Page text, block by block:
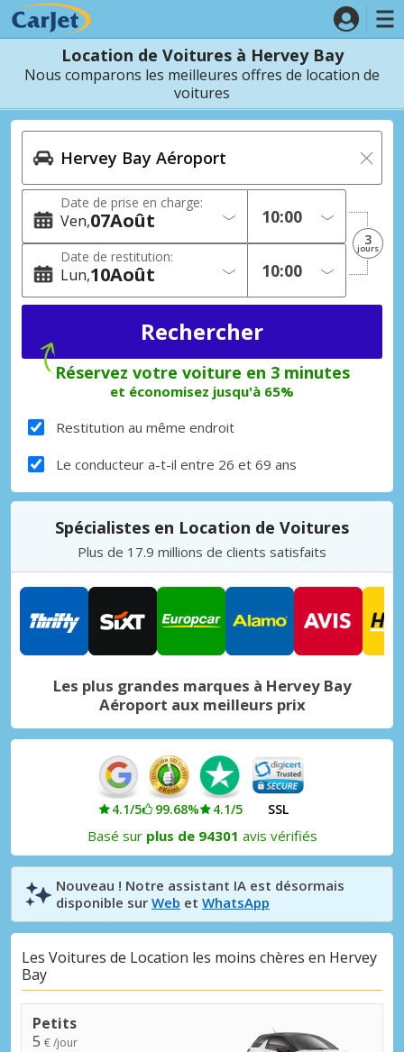
Location de Voitures à Hervey Bay
Nous comparons les meilleures offres de location de
voitures
Date de prise en charge:
Ven 07Août
Date de restitution:
Lun 10Août
3
jours
Réservez votre voiture en 3 minutes
et économisez jusqu'à 65%
Restitution au même endroit
Le conducteur a-t-il entre 26 et 69 ans
Spécialistes en Location de Voitures
Plus de 17.9 millions de clients satisfaits
Les plus grandes marques à Hervey Bay
Aéroport aux meilleurs prix
4.1/5 99.68% 4.1/5 SSL
Basé sur plus de 94301 avis vérifiés
Nouveau ! Notre assistant IA est désormais
disponible sur Web et WhatsApp
Les Voitures de Location les moins chères en Hervey
Bay
Petits
5 € /jour